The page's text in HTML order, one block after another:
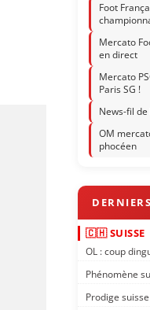
Foot
Mercato
en direct
Mercato
Paris SG !
News-fil
OM
phocéen
🇨🇭 SUISSE
OL : coup
Phénomène
Prodige